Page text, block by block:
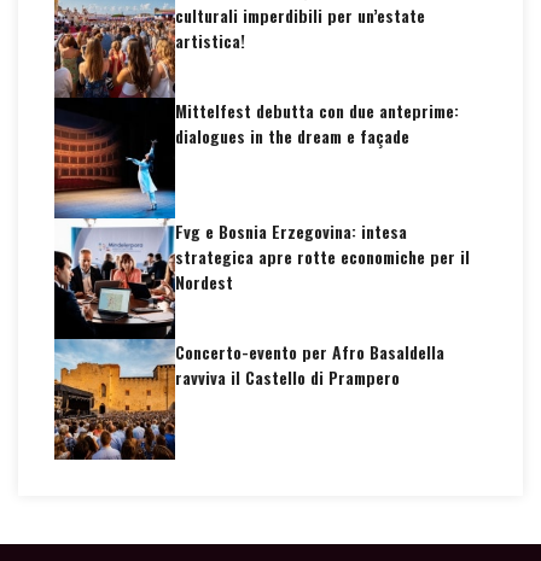
culturali imperdibili per un’estate
artistica!
Mittelfest debutta con due anteprime:
dialogues in the dream e façade
Fvg e Bosnia Erzegovina: intesa
strategica apre rotte economiche per il
Nordest
Concerto-evento per Afro Basaldella
ravviva il Castello di Prampero